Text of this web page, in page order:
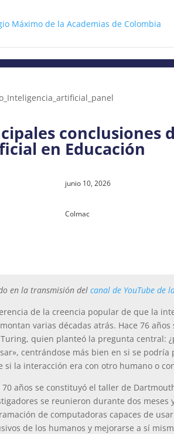
conclusiones
en Educación
junio 10, 2026
Colmac
en la transmisión del canal de YouTube de
de la creencia popular de que la
varias décadas atrás. Hace 76
quien planteó la pregunta central:
centrándose más bien en si se
si la interacción era con otro humano o
70 años se constituyó el taller de
se reunieron durante dos
de computadoras capaces de
de los humanos y mejorarse a sí